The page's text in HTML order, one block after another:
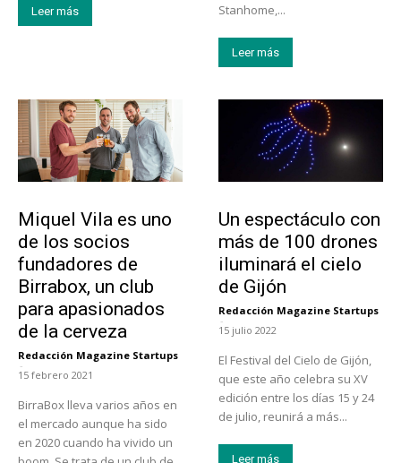
Leer más
Stanhome,...
Leer más
Miquel Vila es uno
de los socios
fundadores de
Birrabox, un club
para apasionados
de la cerveza
Redacción Magazine Startups
-
15 febrero 2021
BirraBox lleva varios años en
el mercado aunque ha sido
en 2020 cuando ha vivido un
Un espectáculo con
más de 100 drones
iluminará el cielo
de Gijón
Redacción Magazine Startups
-
15 julio 2022
El Festival del Cielo de Gijón,
que este año celebra su XV
edición entre los días 15 y 24
de julio, reunirá a más...
Leer más